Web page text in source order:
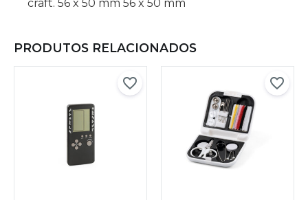
craft. 56 x 50 mm 56 x 50 mm
PRODUTOS RELACIONADOS